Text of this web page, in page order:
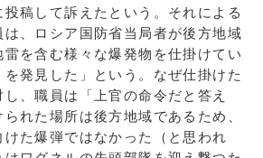
投稿して訴えたという。それによる
は、ロシア国防省当局者が後方地域
を含む様々な爆発物を仕掛けてい
発見した」という。なぜ仕掛けた
、職員は「上官の命令だと答え
れた場所は後方地域であるため、
た爆弾ではなかった（と思われ